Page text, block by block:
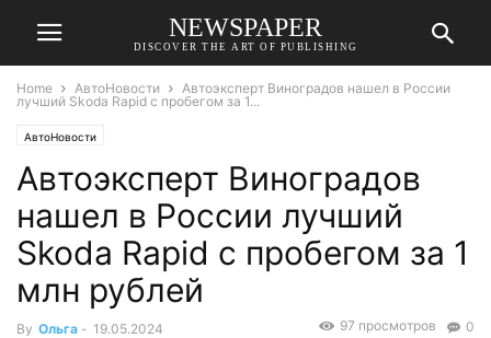
NEWSPAPER
DISCOVER THE ART OF PUBLISHING
Home АвтоНовости
Автоэксперт Виноградов нашел в России
лучший Skoda Rapid с пробегом за 1...
АвтоНовости
Автоэксперт Виноградов
нашел в России лучший
Skoda Rapid с пробегом за 1
млн рублей
By Ольга - 19.05.2024 0
97 просмотров